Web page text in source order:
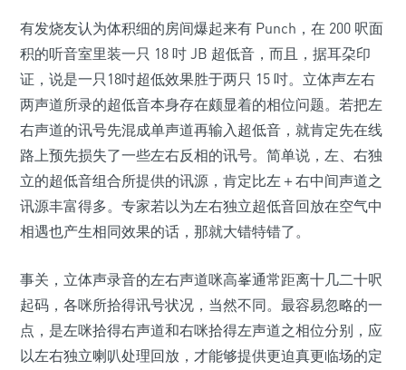
有发烧友认为体积细的房间爆起来有 Punch，在 200 呎面
积的听音室里装一只 18 吋 JB 超低音，而且，据耳朶印
证，说是一只18吋超低效果胜于两只 15 吋。立体声左右
两声道所录的超低音本身存在颇显着的相位问题。若把左
右声道的讯号先混成单声道再输入超低音，就肯定先在线
路上预先损失了一些左右反相的讯号。简单说，左、右独
立的超低音组合所提供的讯源，肯定比左＋右中间声道之
讯源丰富得多。专家若以为左右独立超低音回放在空气中
相遇也产生相同效果的话，那就大错特错了。
事关，立体声录音的左右声道咪高峯通常距离十几二十呎
起码，各咪所拾得讯号状况，当然不同。最容易忽略的一
点，是左咪拾得右声道和右咪拾得左声道之相位分别，应
以左右独立喇叭处理回放，才能够提供更迫真更临场的定